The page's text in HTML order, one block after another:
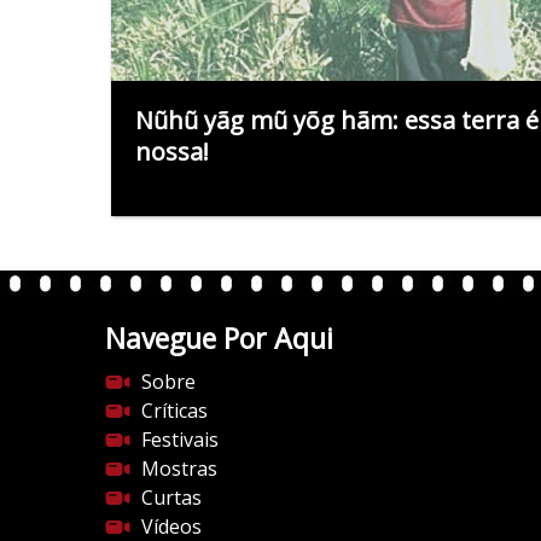
Nũhũ yãg mũ yõg hãm: essa terra é
nossa!
Navegue Por Aqui
Sobre
Críticas
Festivais
Mostras
Curtas
Vídeos